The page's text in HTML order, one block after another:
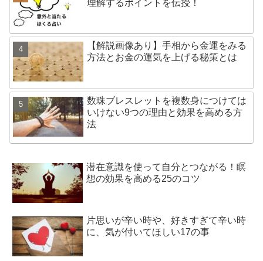
理解するポイントを伝授！
【解説画像あり】手相から金運をみる
方法とお金の運気を上げる秘策とは
数珠ブレスレットを複数身につけては
いけない9つの理由と効果を高める方
法
潜在意識を使って自分とつながる！瞑
想の効果を高める25のコツ
片思いが辛い時や、好きすぎて辛い時
に、気が付いてほしい17の事